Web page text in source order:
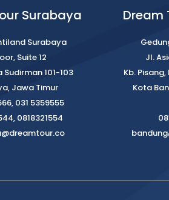
Surabaya
Surabaya
Suite 12
Sudirman 101-103
Jawa Timur
031 5359555
0818321554
Dream
Jl.
Kb.
Kota